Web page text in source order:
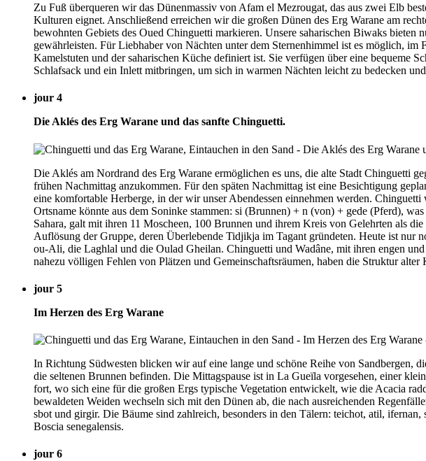
Zu Fuß überqueren wir das Dünenmassiv von Afam el Mezrougat, das aus zwei Elb
Kulturen eignet. Anschließend erreichen wir die großen Dünen des Erg Warane am
bewohnten Gebiets des Oued Chinguetti markieren. Unsere saharischen Biwaks
gewährleisten. Für Liebhaber von Nächten unter dem Sternenhimmel ist es möglich,
Kamelstuten und der saharischen Küche definiert ist. Sie verfügen über eine bequeme
Schlafsack und ein Inlett mitbringen, um sich in warmen Nächten leicht zu bedecken
jour 4
Die Aklés des Erg Warane und das sanfte Chinguetti.
Die Aklés am Nordrand des Erg Warane ermöglichen es uns, die alte Stadt Chinguetti
frühen Nachmittag anzukommen. Für den späten Nachmittag ist eine Besichtigung
eine komfortable Herberge, in der wir unser Abendessen einnehmen werden.
Ortsname könnte aus dem Soninke stammen: si (Brunnen) + n (von) + gede (Pferd),
Sahara, galt mit ihren 11 Moscheen, 100 Brunnen und ihrem Kreis von Gelehrten als
Auflösung der Gruppe, deren Überlebende Tidjikja im Tagant gründeten. Heute ist nur
ou-Ali, die Laghlal und die Oulad Gheilan. Chinguetti und Wadâne, mit ihren engen
nahezu völligen Fehlen von Plätzen und Gemeinschaftsräumen, haben die Struktur
jour 5
Im Herzen des Erg Warane
In Richtung Südwesten blicken wir auf eine lange und schöne Reihe von Sandbergen,
die seltenen Brunnen befinden. Die Mittagspause ist in La Gueïla vorgesehen, einer
fort, wo sich eine für die großen Ergs typische Vegetation entwickelt, wie die Acacia
bewaldeten Weiden wechseln sich mit den Dünen ab, die nach ausreichenden
sbot und girgir. Die Bäume sind zahlreich, besonders in den Tälern: teichot, atil,
Boscia senegalensis.
jour 6